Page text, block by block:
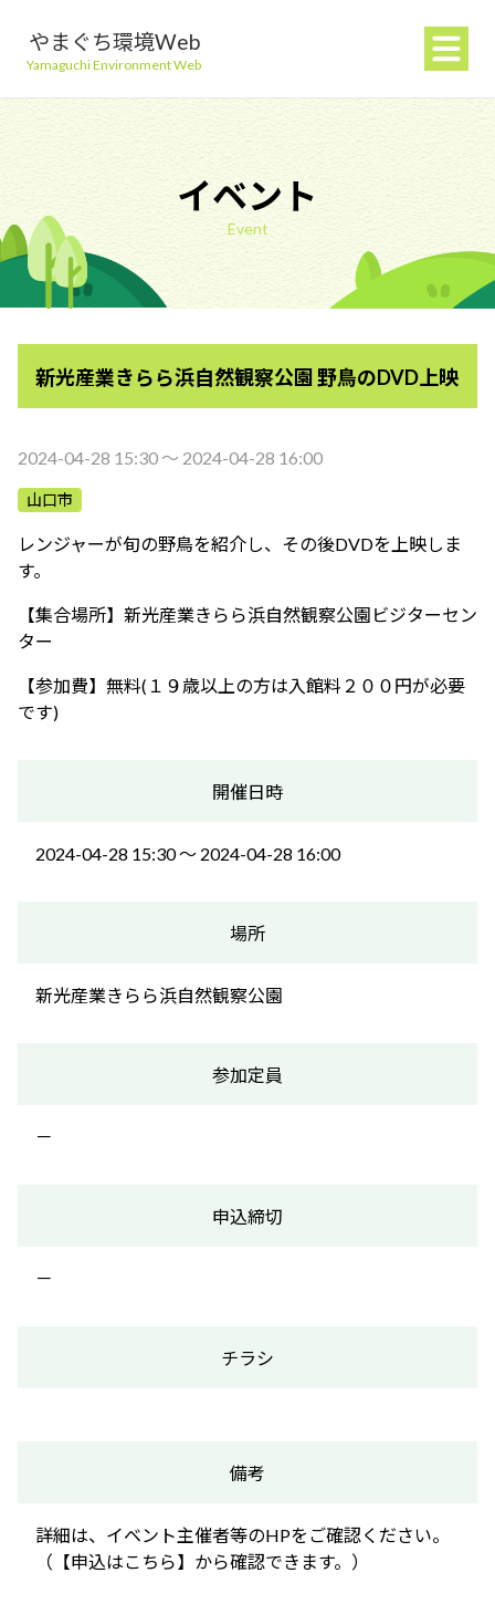
やまぐち環境Web
Yamaguchi Environment Web
地球温暖化を防ぐ
ごみを減らす
自然環境を守る
ふれあう・学ぶ
イベント
Event
新光産業きらら浜自然観察公園 野鳥のDVD上映
2024-04-28 15:30 〜 2024-04-28 16:00
山口市
レンジャーが旬の野鳥を紹介し、その後DVDを上映しま
す。
【集合場所】新光産業きらら浜自然観察公園ビジターセン
ター
【参加費】無料(１９歳以上の方は入館料２００円が必要
です)
開催日時
2024-04-28 15:30 〜 2024-04-28 16:00
場所
新光産業きらら浜自然観察公園
参加定員
－
申込締切
－
チラシ
備考
詳細は、イベント主催者等のHPをご確認ください。
（【申込はこちら】から確認できます。）